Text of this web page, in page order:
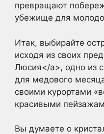
превращают
убежище для
Итак, выбирайте
исходя из своих
Люсия</a>, одно из
для медового
своими курортами
красивыми
Вы думаете о